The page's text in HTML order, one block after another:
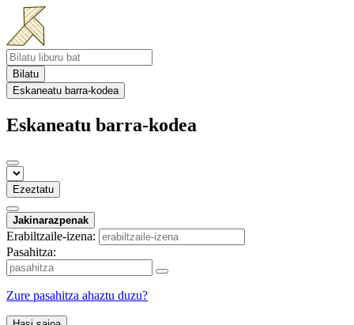
Bilatu
Eskaneatu barra-kodea
Eskaneatu barra-kodea
Ezeztatu
Jakinarazpenak
Erabiltzaile-izena:
Pasahitza:
Zure pasahitza ahaztu duzu?